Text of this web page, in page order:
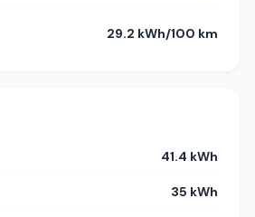
29.2 kWh/100 km
41.4 kWh
35 kWh